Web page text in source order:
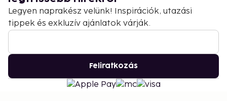
Legyen naprakész velünk! Inspirációk, utazási
tippek és exkluzív ajánlatok várják.
Feliratkozás